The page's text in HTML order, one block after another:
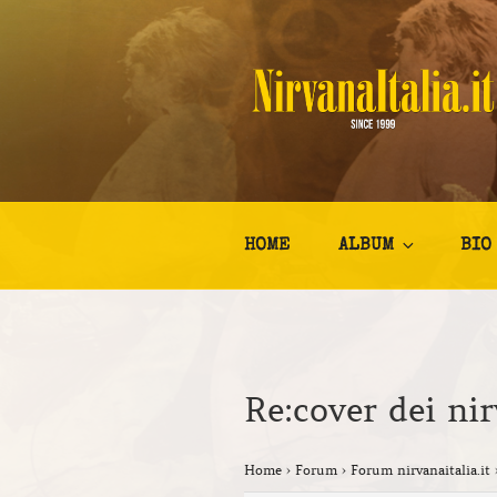
NIRVANA
Kurt Cobain Biografia
HOME ALBUM BIO
Re:cover dei
Home › Forum › Forum nirvanaitalia.it